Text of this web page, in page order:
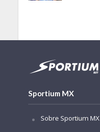
Sportium MX
Sobre Sportium MX